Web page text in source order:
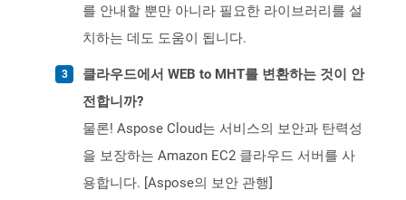
를 안내할 뿐만 아니라 필요한 라이브러리를 설
치하는 데도 도움이 됩니다.
클라우드에서 WEB to MHT를 변환하는 것이 안
전합니까?
물론! Aspose Cloud는 서비스의 보안과 탄력성
을 보장하는 Amazon EC2 클라우드 서버를 사
용합니다. [Aspose의 보안 관행]